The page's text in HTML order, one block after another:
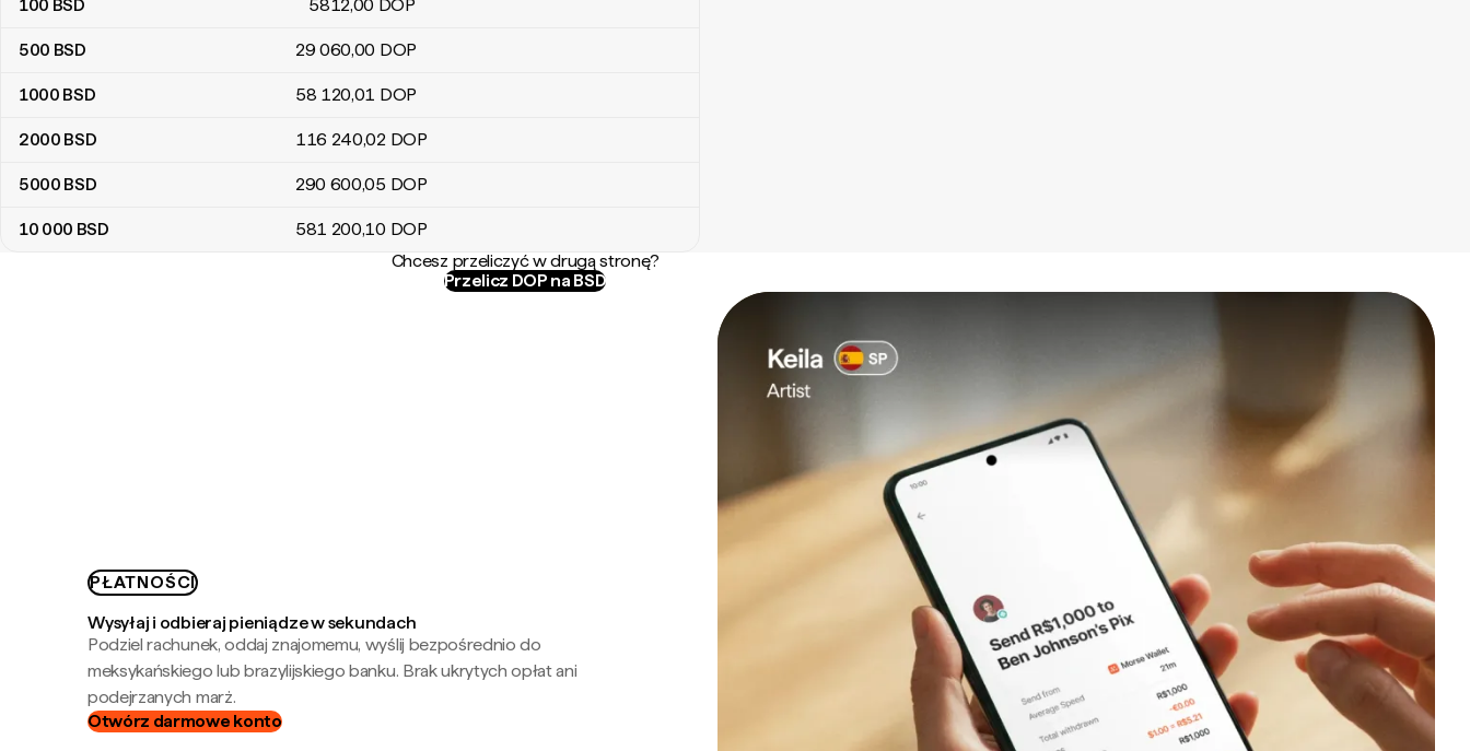
100 BSD 5812,00 DOP
500 BSD 29 060,00 DOP
1000 BSD 58 120,01 DOP
2000 BSD 116 240,02 DOP
5000 BSD 290 600,05 DOP
10 000 BSD 581 200,10 DOP
Chcesz przeliczyć w drugą stronę?
Przelicz DOP na BSD
PŁATNOŚCI
Wysyłaj i odbieraj pieniądze w sekundach
Podziel rachunek, oddaj znajomemu, wyślij bezpośrednio do
meksykańskiego lub brazylijskiego banku. Brak ukrytych opłat ani
podejrzanych marż.
Otwórz darmowe konto